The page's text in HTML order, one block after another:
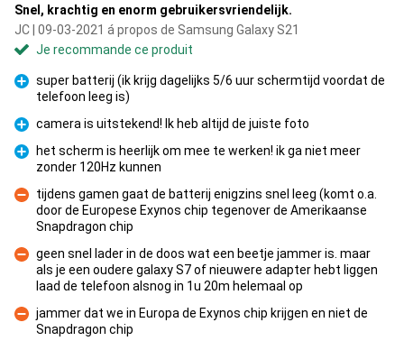
Snel, krachtig en enorm gebruikersvriendelijk.
JC | 09-03-2021 á propos de Samsung Galaxy S21
Je recommande ce produit
Pour
super batterij (ik krijg dagelijks 5/6 uur schermtijd voordat de
telefoon leeg is)
Pour
camera is uitstekend! Ik heb altijd de juiste foto
Pour
het scherm is heerlijk om mee te werken! ik ga niet meer
zonder 120Hz kunnen
Contre
tijdens gamen gaat de batterij enigzins snel leeg (komt o.a.
door de Europese Exynos chip tegenover de Amerikaanse
Snapdragon chip
Contre
geen snel lader in de doos wat een beetje jammer is. maar
als je een oudere galaxy S7 of nieuwere adapter hebt liggen
laad de telefoon alsnog in 1u 20m helemaal op
Contre
jammer dat we in Europa de Exynos chip krijgen en niet de
Snapdragon chip